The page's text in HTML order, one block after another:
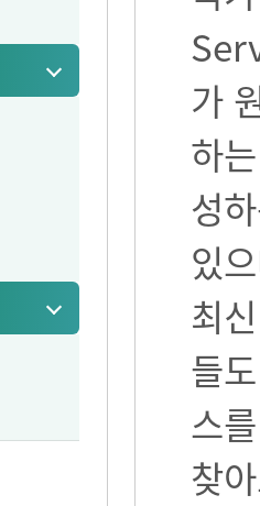
가
하
성
있
최
들
스
찾